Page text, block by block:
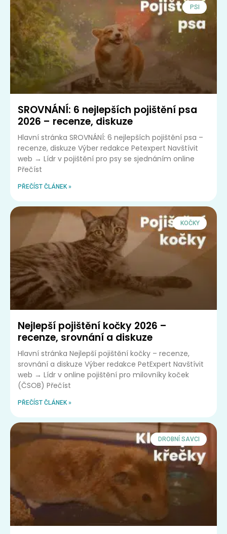
PSI
SROVNÁNÍ: 6 nejlepších pojištění psa
2026 – recenze, diskuze
Hlavní stránka SROVNÁNÍ: 6 nejlepších pojištění psa –
recenze, diskuze Výber redakce Petexpert Navštívit
web → Lídr v pojištění pro psy se sjednáním online
Přečíst
PŘEČÍST ČLÁNEK »
KOČKY
Nejlepší pojištění kočky 2026 –
recenze, srovnání a diskuze
Hlavní stránka Nejlepší pojištění kočky – recenze,
srovnání a diskuze Výber redakce PetExpert Navštívit
web → Lídr v online pojištění pro milovníky koček
(ČSOB) Přečíst
PŘEČÍST ČLÁNEK »
DROBNÍ SAVCI